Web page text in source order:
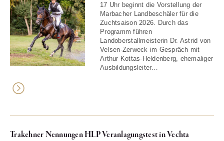
17 Uhr beginnt die Vorstellung der
Marbacher Landbeschäler für die
Zuchtsaison 2026. Durch das
Programm führen
Landoberstallmeisterin Dr. Astrid von
Velsen-Zerweck im Gespräch mit
Arthur Kottas-Heldenberg, ehemaliger
Ausbildungsleiter…
Trakehner Nennungen HLP Veranlagungstest in Vechta